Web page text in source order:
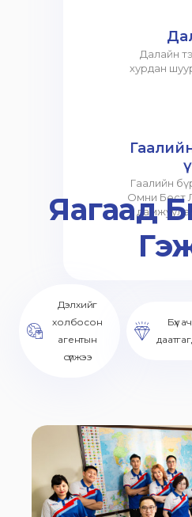
Далайн
хурдан
Гаалийн
Омни Бест
Яагаад
Дэлхийг
холбосон
агентын
сүлжээ
Бүх